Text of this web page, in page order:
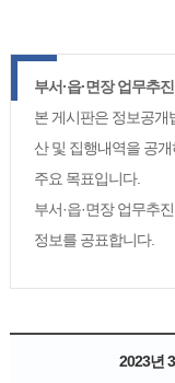
부서·읍·면장 업무추진
본 게시판은 정보공개
산 및 집행내역을 공
주요 목표입니다.
부서·읍·면장 업무추
정보를 공표합니다.
2023년